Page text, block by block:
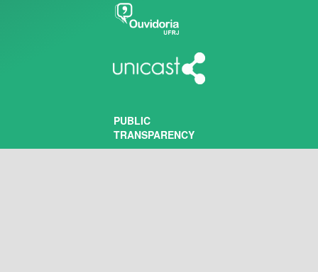
PUBLIC
TRANSPARENCY